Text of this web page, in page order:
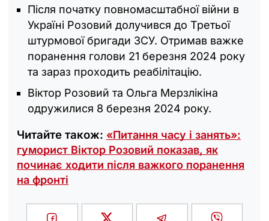
Після початку повномасштабної війни в
Україні Розовий долучився до Третьої
штурмової бригади ЗСУ. Отримав важке
поранення голови 21 березня 2024 року
та зараз проходить реабілітацію.
Віктор Розовий та Ольга Мерзлікіна
одружилися 8 березня 2024 року.
Читайте також: «Питання часу і занять»:
гуморист Віктор Розовий показав, як
починає ходити після важкого поранення
на фронті